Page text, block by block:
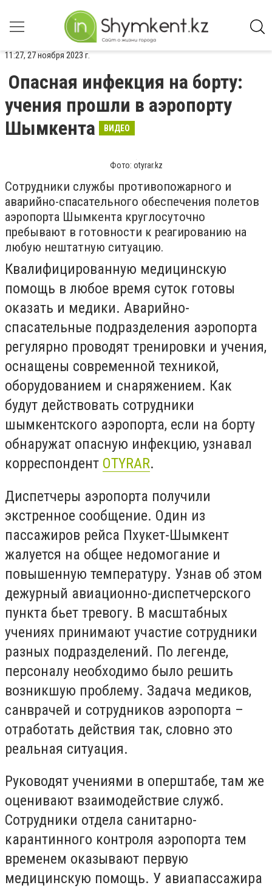
11:27, 27 ноября 2023 г.
Опасная инфекция на борту:
учения прошли в аэропорту
Шымкента
ВИДЕО
Фото: otyrar.kz
Сотрудники службы противопожарного и
аварийно-спасательного обеспечения полетов
аэропорта Шымкента круглосуточно
пребывают в готовности к реагированию на
любую нештатную ситуацию.
Квалифицированную медицинскую
помощь в любое время суток готовы
оказать и медики. Аварийно-
спасательные подразделения аэропорта
регулярно проводят тренировки и учения,
оснащены современной техникой,
оборудованием и снаряжением. Как
будут действовать сотрудники
шымкентского аэропорта, если на борту
обнаружат опасную инфекцию, узнавал
корреспондент OTYRAR.
Диспетчеры аэропорта получили
экстренное сообщение. Один из
пассажиров рейса Пхукет-Шымкент
жалуется на общее недомогание и
повышенную температуру. Узнав об этом
дежурный авиационно-диспетчерского
пункта бьет тревогу. В масштабных
учениях принимают участие сотрудники
разных подразделений. По легенде,
персоналу необходимо было решить
возникшую проблему. Задача медиков,
санврачей и сотрудников аэропорта –
отработать действия так, словно это
реальная ситуация.
Руководят учениями в оперштабе, там же
оценивают взаимодействие служб.
Сотрудники отдела санитарно-
карантинного контроля аэропорта тем
временем оказывают первую
медицинскую помощь. У авиапассажира